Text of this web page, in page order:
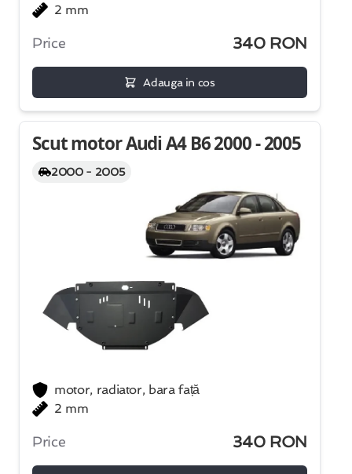
2 mm
Price 340 RON
Adauga in cos
Scut motor Audi A4 B6 2000 - 2005
2000 - 2005
motor, radiator, bara față
2 mm
Price 340 RON